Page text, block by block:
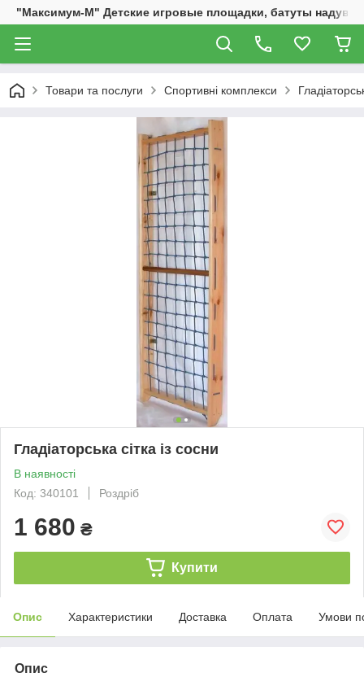
"Максимум-М" Детские игровые площадки, батуты
Товари та послуги Спортивні комплекси
Гладіаторська сітка із сосни
В наявності
Код: 340101
Роздріб
1 680 ₴
Купити
Опис Характеристики Доставка Оплата Умови
Опис